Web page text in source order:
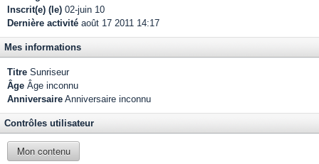
Inscrit(e) (le) 02-juin 10
Dernière activité août 17 2011 14:17
Mes informations
Titre Sunriseur
Âge Âge inconnu
Anniversaire Anniversaire inconnu
Contrôles utilisateur
Mon contenu